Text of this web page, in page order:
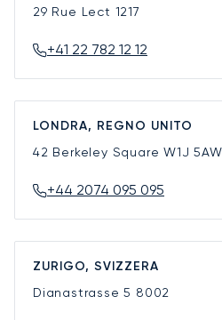
29 Rue Lect 1217
+41 22 782 12 12
LONDRA, REGNO UNITO
42 Berkeley SquareW1J 5AW
+44 2074 095 095
ZURIGO, SVIZZERA
Dianastrasse 5 8002